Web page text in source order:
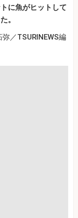
に魚がヒットして
。
／TSURINEWS編